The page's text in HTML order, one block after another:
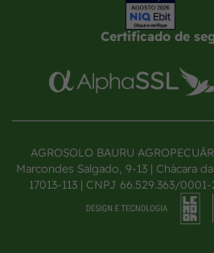
Certificado de
AGROSOLO BAURU
Marcondes Salgado, 9-13 | Chácara
17013-113 | CNPJ 66.529.363/0001-